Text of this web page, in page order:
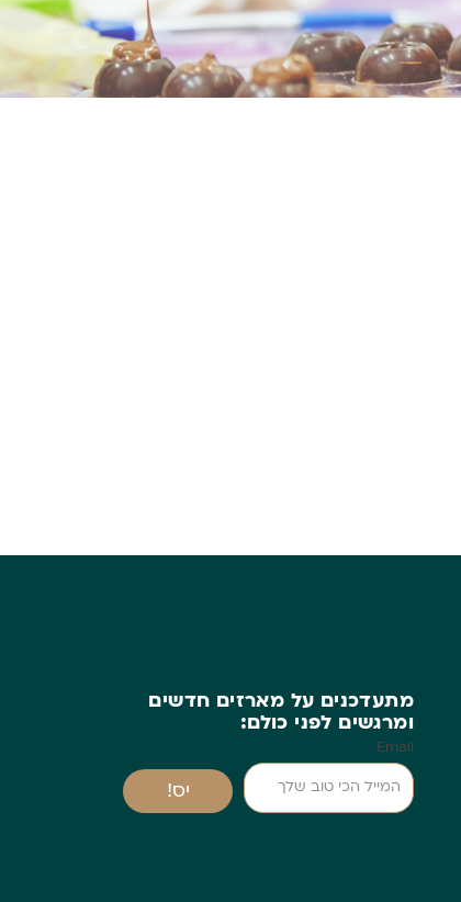
מתעדכנים על מארזים חדשים
ומרגשים לפני כולם:
Email
יס!